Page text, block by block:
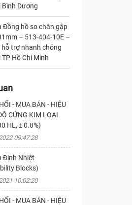
Dương
Đồng hồ so chân gập
– 513-404-10E –
trợ nhanh chóng
Hồ Chí Minh
- MUA BÁN - HIỆU
CỨNG KIM LOẠI
HL, ± 0.8%)
09:47:28
Định Nhiệt
Blocks)
10:02:20
- MUA BÁN - HIỆU